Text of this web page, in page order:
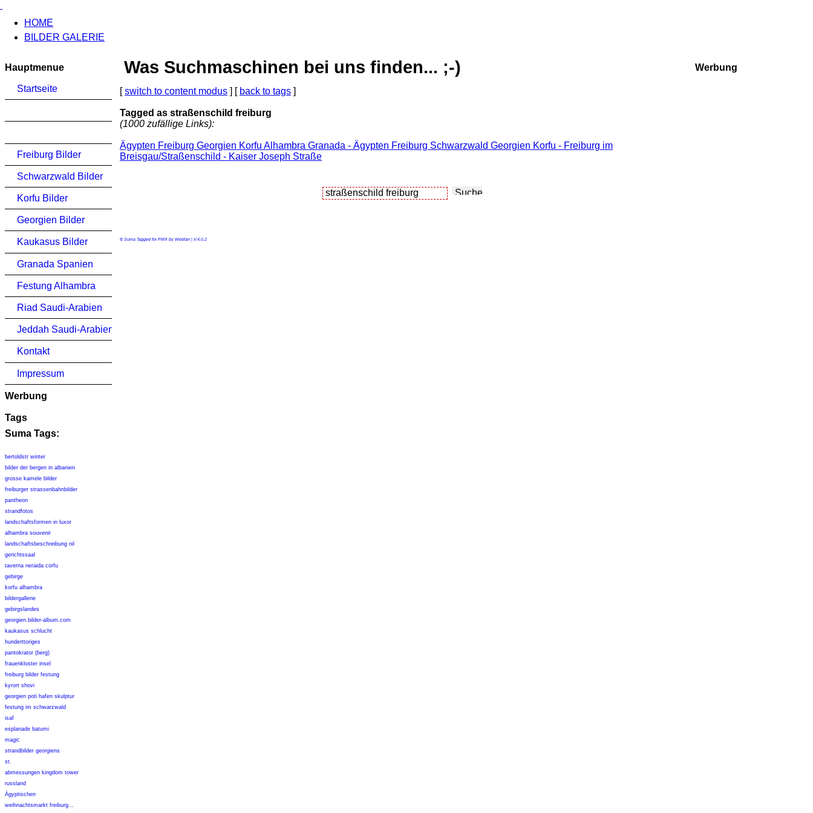
HOME
BILDER GALERIE
Hauptmenue
Startseite
Freiburg Bilder
Schwarzwald Bilder
Korfu Bilder
Georgien Bilder
Kaukasus Bilder
Granada Spanien
Festung Alhambra
Riad Saudi-Arabien
Jeddah Saudi-Arabien
Kontakt
Impressum
Werbung
Tags
Suma Tags:
bertoldstr winter
bilder der bergen in albanien
grosse kamele bilder
freiburger strassenbahnbilder
pantheon
strandfotos
landschaftsformen in luxor
alhambra souvenir
landschaftsbeschreibung nil
gerichtssaal
taverna neraida corfu
gebirge
korfu alhambra
bildergallerie
gebirgslandes
georgien.bilder-album.com
kaukasus schlucht
hunderttoriges
pantokrator (berg)
frauenkloster insel
freiburg bilder festung
kyrort shovi
georgien poti hafen skulptur
festung im schwarzwald
isaf
esplanade batumi
magic
strandbilder georgiens
st.
abmessungen kingdom tower
russland
Ägyptischen
weihnachtsmarkt freiburg...
Was Suchmaschinen bei uns finden... ;-)
[switch to content modus ] [ back to tags ]
Tagged as straßenschild freiburg
(1000 zufällige Links):
Ägypten Freiburg Georgien Korfu Alhambra Granada - Ägypten Freiburg Schwarzwald Georgien Korfu - Freiburg im
Breisgau/Straßenschild - Kaiser Joseph Straße
© Suma Tagged for PMX by Webfan | V.4.0.2
Werbung